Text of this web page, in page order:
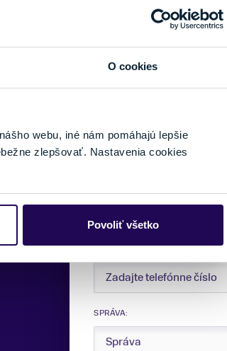
O cookies
webu, iné nám pomáhajú lepšie
zlepšovať. Nastavenia cookies
Povoliť všetko
Potrebujete
Sme tu pre vás.
TELEFÓNNE ČÍSLO:
SPRÁVA: